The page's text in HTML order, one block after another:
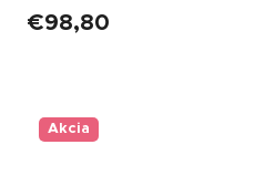
€98,80
Akcia